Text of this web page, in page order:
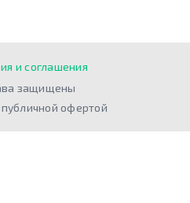
и соглашения
защищены
офертой